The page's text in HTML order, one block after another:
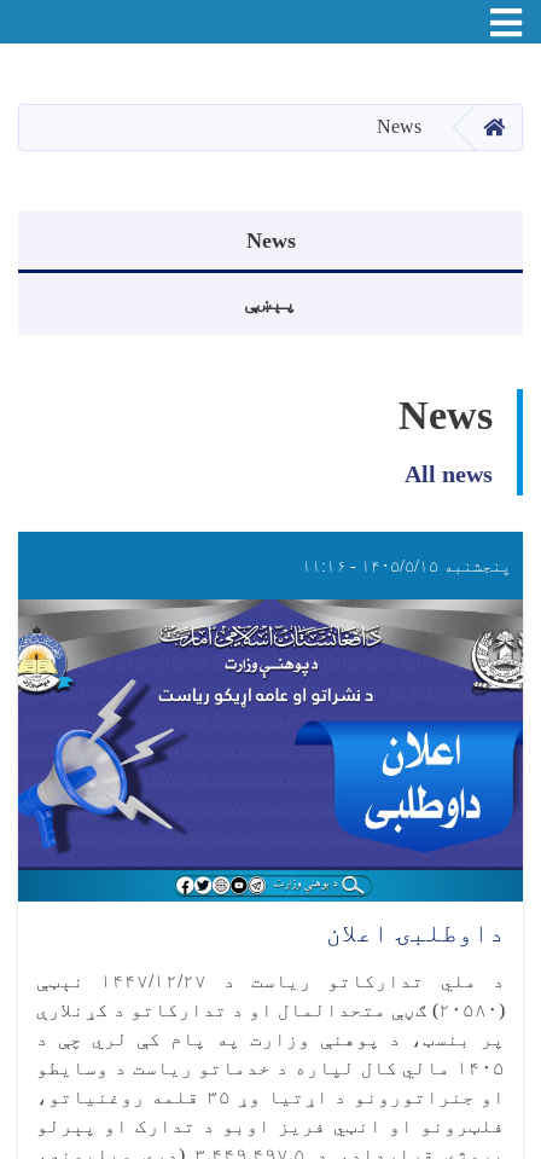
HOME
News
News
پېښې
News
All news
پنجشنبه ۱۴۰۵/۵/۱۵ - ۱۱:۱۶
داوطلبۍ اعلان
د ملي تدارکاتو ریاست د ۱۴۴۷/۱۲/۲۷ نېټې
(۲۰۵۸۰) ګڼې متحدالمال او د تدارکاتو د کړنلارې
پر بنسټ، د پوهنې وزارت په پام کې لري چې د
۱۴۰۵ مالي کال لپاره د خدماتو ریاست د وسایطو
او جنراتورونو د اړتیا وړ ۳۵ قلمه روغنیاتو،
فلټرونو او انټي فریز اوبو د تدارک او پېرلو
پروژې قرارداد، د ۳,۴۴۹,۴۹۷.۵ (درې میلیونه،